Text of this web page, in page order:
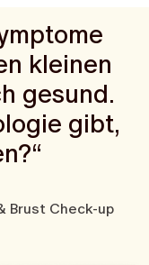
kleinen
gesund.
gibt,
Brust Check-up